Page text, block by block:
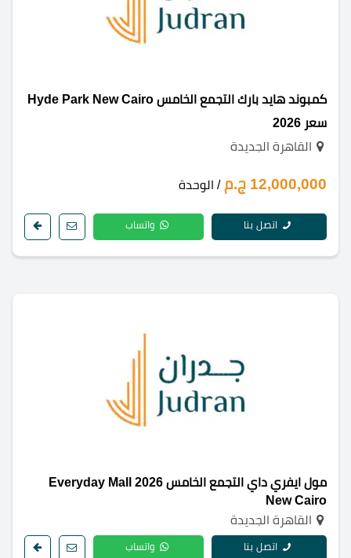
كمبوند هايد بارك التجمع الخامس Hyde Park New Cairo
سعر 2026
القاهرة الجديدة
12,000,000 ج.م / الوحدة
اتصل بنا واتساب
مول ايفري داي التجمع الخامس 2026 Everyday Mall
New Cairo
القاهرة الجديدة
اتصل بنا واتساب